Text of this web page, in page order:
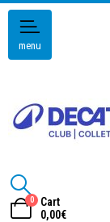
menu
0
Cart
0,00€